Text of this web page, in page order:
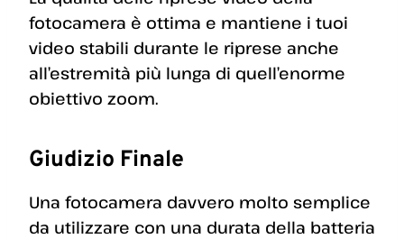
fotocamera è ottima e mantiene i tuoi
video stabili durante le riprese anche
all’estremità più lunga di quell’enorme
obiettivo zoom.
Giudizio Finale
Una fotocamera davvero molto semplice
da utilizzare con una durata della batteria